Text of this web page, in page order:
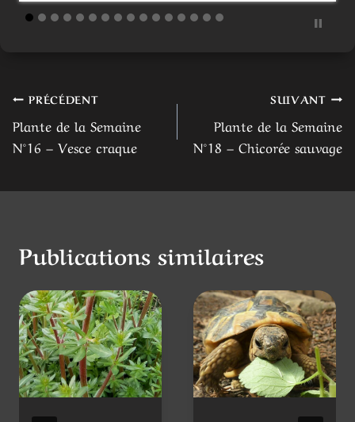
Navigation
de
PRÉCÉDENT
Plante de la Semaine
N°16 – Vesce craque
SUIVANT
Plante de la Semaine
N°18 – Chicorée sauvage
Publications similaires